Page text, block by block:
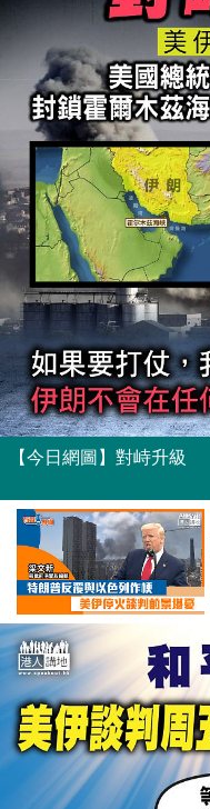
【今日網圖】對峙升級